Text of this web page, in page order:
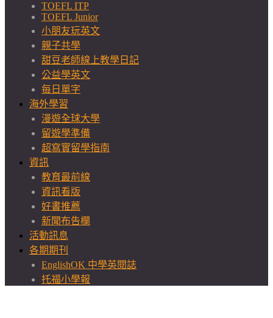
TOEFL ITP
TOEFL Junior
小朋友玩英文
親子共學
甜豆老師線上教學日記
公益學英文
每日單字
海外學習
漫遊全球大學
留遊學準備
超寫實留學指南
資訊
教育最前線
資訊看版
好書推薦
新聞布告欄
活動訊息
各期期刊
EnglishOK 中學英閱誌
托福小學報